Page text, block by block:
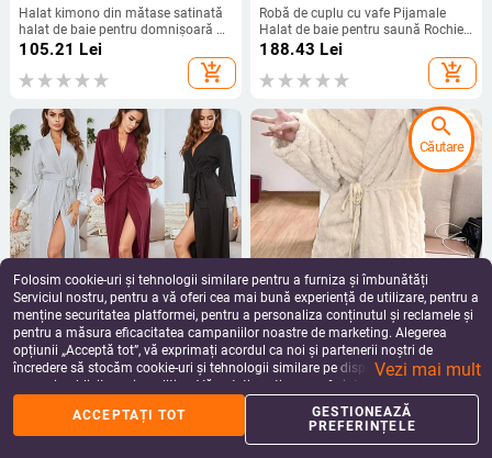
Halat kimono din mătase satinată
halat de baie pentru domnișoară de
onoare halat de mireasă toamnă
elegante pijamale subțiri halate
pentru femei acasă 2024
105.21 Lei
add_shopping_cart
Robă de cuplu cu vafe Pijamale
Halat de baie pentru saună Rochie
minimalistă Rochie subțire pentru
femei Robă de hotel Reducere caldă
188.43 Lei
add_shopping_cart
Lenjerie de dormit pentru femei,
sexy, din dantelă, de culoare uni,
halat de baie din bumbac, pijamale
de dimensiuni mari, rochie de
halate de damă.
170.79Lei
add_shopping_cart
Halat de baie pentru damă, cu
mânecă lungă, cu glugă, cu glugă,
groasă, jacquard, kimono,
îmbrăcăminte de noapte pentru
femei
229.36Lei
add_shopping_cart
Folosim cookie-uri și tehnologii similare pentru a furniza și îmbunătăți
Serviciul nostru, pentru a vă oferi cea mai bună experiență de utilizare, pentru a
menține securitatea platformei, pentru a personaliza conținutul și reclamele și
pentru a măsura eficacitatea campaniilor noastre de marketing. Alegerea
opțiunii „Acceptă tot”, vă exprimați acordul ca noi și partenerii noștri de
încredere să stocăm cookie-uri și tehnologii similare pe dispozitivul dvs. în
scopuri publicitare și analitice. Vă puteți gestiona preferințele în orice moment
făcând clic pe „Gestionează preferințele”. Pentru mai multe informații, vă
rugăm să consultațiPolitica noastră de confidențialitate.
Vezi mai mult
ACCEPTAȚI TOT
GESTIONEAZĂ
PREFERINȚELE
search
Căutare